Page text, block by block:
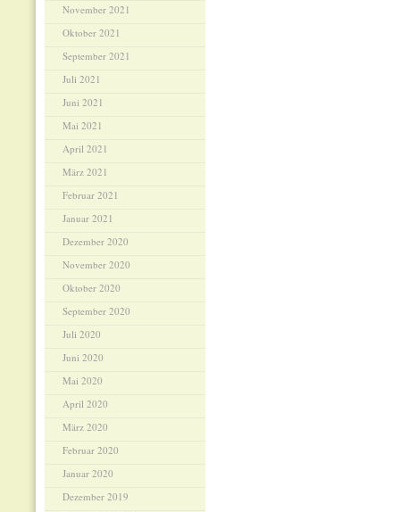
November 2021
Oktober 2021
September 2021
Juli 2021
Juni 2021
Mai 2021
April 2021
März 2021
Februar 2021
Januar 2021
Dezember 2020
November 2020
Oktober 2020
September 2020
Juli 2020
Juni 2020
Mai 2020
April 2020
März 2020
Februar 2020
Januar 2020
Dezember 2019